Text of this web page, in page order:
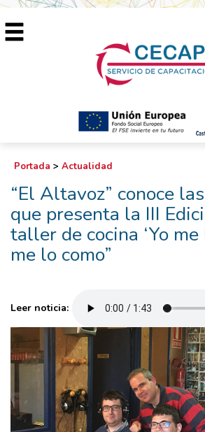
Portada > Actualidad
“El Altavoz” conoce
que presenta la III
taller de cocina ‘Yo
me lo como”
Leer noticia: